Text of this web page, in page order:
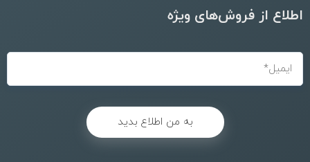
اطلاع از فروش‌های ویژه
به من اطلاع بدید